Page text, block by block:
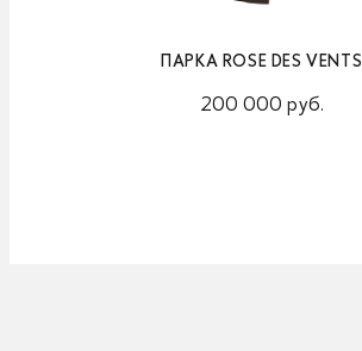
ПАРКА ROSE DES VENTS
200 000 руб.